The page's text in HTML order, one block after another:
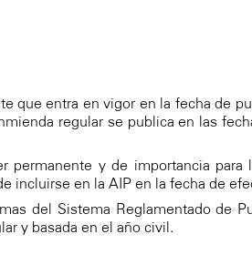
que entra en vigor en la fecha de
regular se publica en las
permanente y de importancia
incluirse en la AIP en la fecha de
del Sistema Reglamentado de
y basada en el año civil.